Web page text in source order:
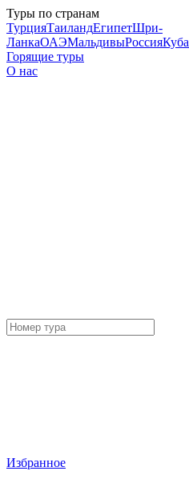
Туры по странам
ТурцияТаиландЕгипетШри-
ЛанкаОАЭМальдивыРоссияКуба
Горящие туры
О нас
Избранное